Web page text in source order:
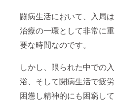
闘病生活において、入局は
治療の一環として非常に重
要な時間なのです。
しかし、限られた中での入
浴、そして闘病生活で疲労
困憊し精神的にも困窮して